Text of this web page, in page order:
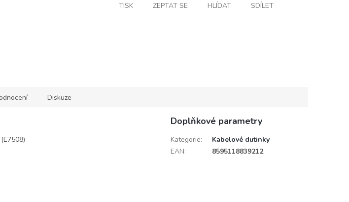
TISK ZEPTAT SE HLÍDAT SDÍLET
Diskuze
Doplňkové parametry
Kategorie:
Kabelové dutinky
EAN: 8595118839212